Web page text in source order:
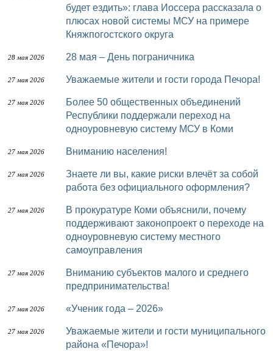
будет ездить»: глава Иоссера рассказала о
плюсах новой системы МСУ на примере
Княжпогостского округа
28 мая 2026 28 мая – День пограничника
27 мая 2026 Уважаемые жители и гости города Печора!
27 мая 2026
Более 50 общественных объединений
Республики поддержали переход на
одноуровневую систему МСУ в Коми
27 мая 2026 Вниманию населения!
27 мая 2026
Знаете ли вы, какие риски влечёт за собой
работа без официального оформления?
27 мая 2026
В прокуратуре Коми объяснили, почему
поддерживают законопроект о переходе на
одноуровневую систему местного
самоуправления
27 мая 2026
Вниманию субъектов малого и среднего
предпринимательства!
27 мая 2026 «Ученик года – 2026»
27 мая 2026
Уважаемые жители и гости муниципального
района «Печора»!